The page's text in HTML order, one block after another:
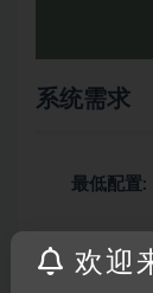
系统需求
最低配置:
操作
欢迎